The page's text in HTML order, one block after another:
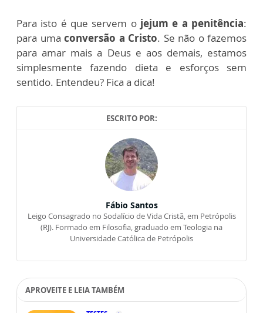
Para isto é que servem ojejum e a penitência:
para uma conversão a Cristo. Se não o fazemos
para amar mais a Deus e aos demais, estamos
simplesmente fazendo dieta e esforços sem
sentido. Entendeu? Fica a dica!
ESCRITO POR:
Fábio Santos
Leigo Consagrado no Sodalício de Vida Cristã, em Petrópolis
(RJ). Formado em Filosofia, graduado em Teologia na
Universidade Católica de Petrópolis
APROVEITE E LEIA TAMBÉM